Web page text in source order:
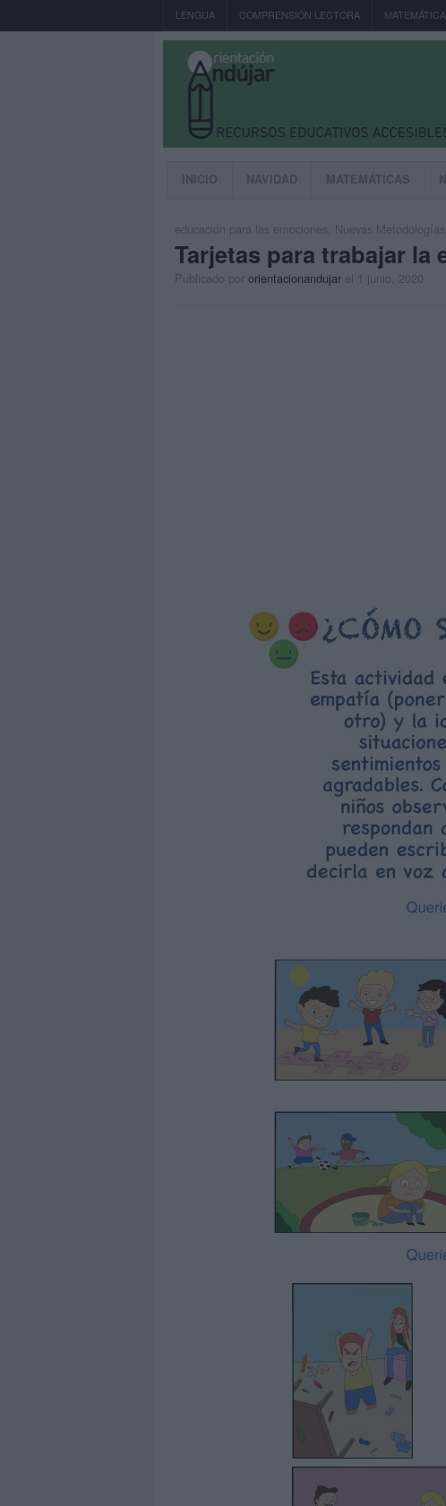
LENGUA COMPRENSIÓN LECTORA
INICIO NAVIDAD MATEMÁTICAS
educación para las emociones Nuevas Metodologías
Tarjetas para trabajar la
Publicado por orientacionandujar el 1 junio, 2020